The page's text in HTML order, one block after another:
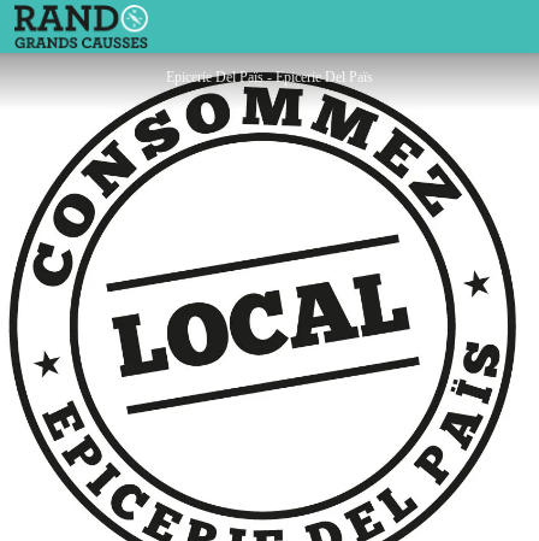
Epicerie Del Païs
Epicerie Del Païs - Epicerie Del Païs